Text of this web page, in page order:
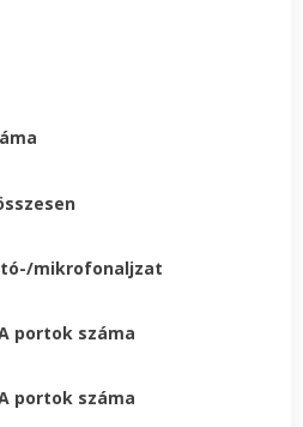
mikrofonaljzat
portok száma
portok száma